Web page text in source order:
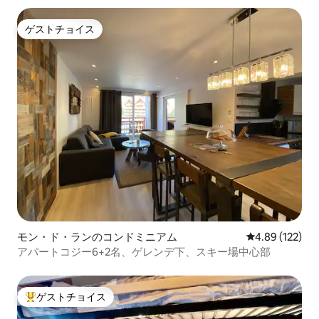
ゲストチョイス
ゲストチョイス
モン・ド・ランのコンドミニアム レビュー122
4.89 (122)
アパートコジー6+2名、ゲレンデ下、スキー場中心部
大好評のゲストチョイスです。
ゲストチョイス